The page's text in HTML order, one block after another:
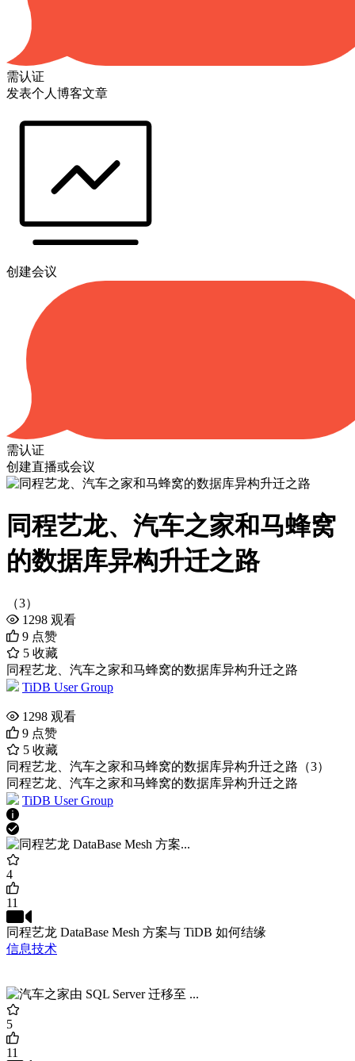
需认证
发表个人博客文章
创建会议
需认证
创建直播或会议
同程艺龙、汽车之家和马蜂窝
的数据库异构升迁之路
（3）
1298 观看
9 点赞
5 收藏
同程艺龙、汽车之家和马蜂窝的数据库异构升迁之路
TiDB User Group
1298 观看
9 点赞
5 收藏
同程艺龙、汽车之家和马蜂窝的数据库异构升迁之路（3）
同程艺龙、汽车之家和马蜂窝的数据库异构升迁之路
TiDB User Group
4
11
同程艺龙 DataBase Mesh 方案与 TiDB 如何结缘
信息技术
5
11